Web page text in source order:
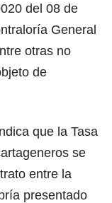
del 08 de
General
otras no
de
que la Tasa
se
entre la
presentado